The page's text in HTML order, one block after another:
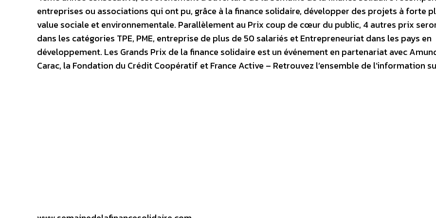
entreprises ou associations qui ont pu, grâce à la finance solidaire, développer des projets à forte
value sociale et environnementale. Parallèlement au Prix coup de cœur du public, 4 autres prix
dans les catégories TPE, PME, entreprise de plus de 50 salariés et Entrepreneuriat dans les pays en
développement. Les Grands Prix de la finance solidaire est un événement en partenariat avec
Carac, la Fondation du Crédit Coopératif et France Active – Retrouvez l’ensemble de l’information